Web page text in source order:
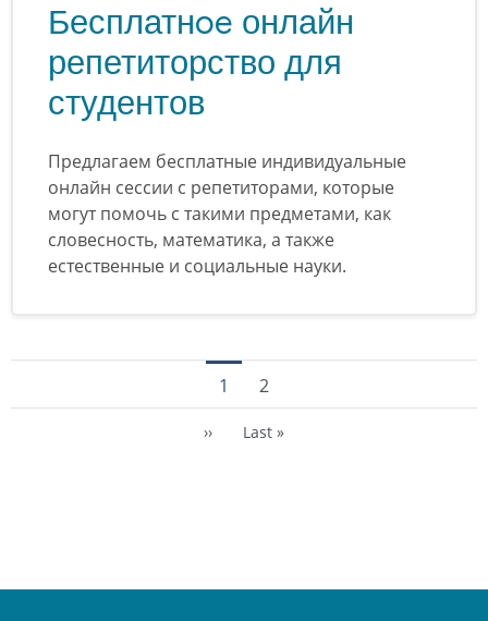
Бесплатнoe онлайн
репетиторство для
студентов
Предлагаем бесплатные индивидуальные
онлайн сессии с репетиторами, которые
могут помочь с такими предметами, как
словесность, математика, а также
естественные и социальные науки.
Нумерация страницТекущая страница
1 Страница
2
Следующая страница
›› Последняя страница
Last »